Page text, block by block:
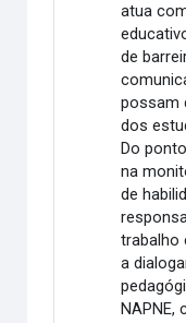
atua
de
possam
dos
Do
na
de
trabalho
a
NAPNE,